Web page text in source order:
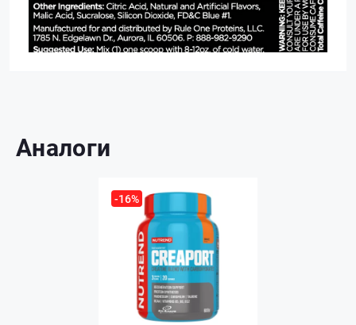
Аналоги
-16%